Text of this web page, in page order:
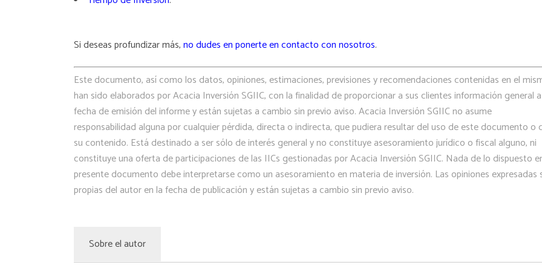
Si deseas profundizar más,no dudes en ponerte en contacto con nosotros.
Este documento, así como los datos, opiniones, estimaciones, previsiones y recomendaciones contenidas en el
han sido elaborados por Acacia Inversión SGIIC, con la finalidad de proporcionar a sus clientes información general
fecha de emisión del informe y están sujetas a cambio sin previo aviso. Acacia Inversión SGIIC no asume
responsabilidad alguna por cualquier pérdida, directa o indirecta, que pudiera resultar del uso de este documento o
su contenido. Está destinado a ser sólo de interés general y no constituye asesoramiento jurídico o fiscal alguno, ni
constituye una oferta de participaciones de las IICs gestionadas por Acacia Inversión SGIIC. Nada de lo dispuesto
presente documento debe interpretarse como un asesoramiento en materia de inversión. Las opiniones expresadas
propias del autor en la fecha de publicación y están sujetas a cambio sin previo aviso.
Sobre el autor